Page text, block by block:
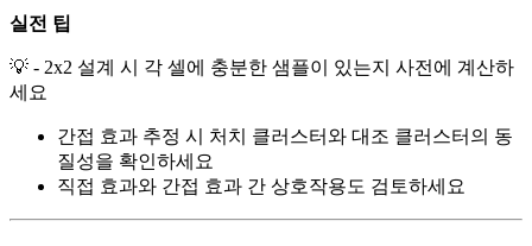
실전 팁
💡 - 2x2 설계 시 각 셀에 충분한 샘플이 있는지 사전에 계산하
세요
간접 효과 추정 시 처치 클러스터와 대조 클러스터의 동
질성을 확인하세요
직접 효과와 간접 효과 간 상호작용도 검토하세요